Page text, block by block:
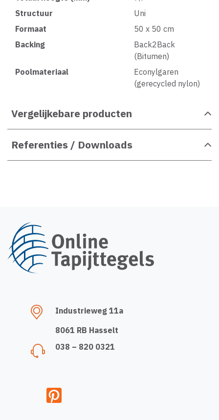
Structuur
Uni
Formaat
50 x 50 cm
Backing
Back2Back
(Bitumen)
Poolmateriaal
Econylgaren
(gerecycled nylon)
Vergelijkebare producten
Referenties / Downloads
Industrieweg 11a
8061 RB Hasselt
038 – 820 0321